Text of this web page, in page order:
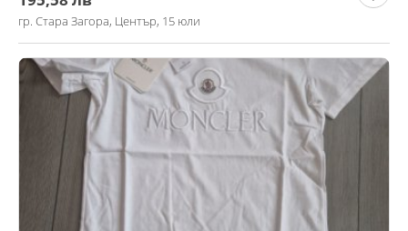
гр. Стара Загора, Център, 15 юли